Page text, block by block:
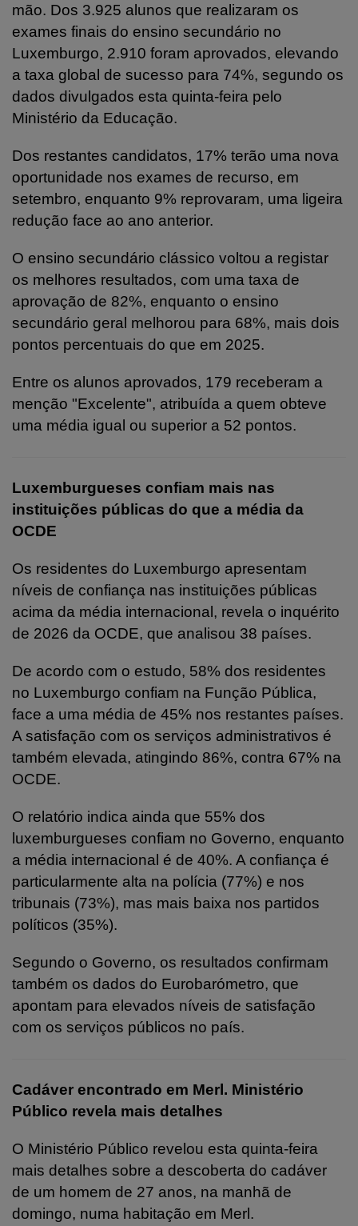
mão. Dos 3.925 alunos que realizaram os
exames finais do ensino secundário no
Luxemburgo, 2.910 foram aprovados, elevando
a taxa global de sucesso para 74%, segundo os
dados divulgados esta quinta-feira pelo
Ministério da Educação.
Dos restantes candidatos, 17% terão uma nova
oportunidade nos exames de recurso, em
setembro, enquanto 9% reprovaram, uma ligeira
redução face ao ano anterior.
O ensino secundário clássico voltou a registar
os melhores resultados, com uma taxa de
aprovação de 82%, enquanto o ensino
secundário geral melhorou para 68%, mais dois
pontos percentuais do que em 2025.
Entre os alunos aprovados, 179 receberam a
menção "Excelente", atribuída a quem obteve
uma média igual ou superior a 52 pontos.
Luxemburgueses confiam mais nas
instituições públicas do que a média da
OCDE
Os residentes do Luxemburgo apresentam
níveis de confiança nas instituições públicas
acima da média internacional, revela o inquérito
de 2026 da OCDE, que analisou 38 países.
De acordo com o estudo, 58% dos residentes
no Luxemburgo confiam na Função Pública,
face a uma média de 45% nos restantes países.
A satisfação com os serviços administrativos é
também elevada, atingindo 86%, contra 67% na
OCDE.
O relatório indica ainda que 55% dos
luxemburgueses confiam no Governo, enquanto
a média internacional é de 40%. A confiança é
particularmente alta na polícia (77%) e nos
tribunais (73%), mas mais baixa nos partidos
políticos (35%).
Segundo o Governo, os resultados confirmam
também os dados do Eurobarómetro, que
apontam para elevados níveis de satisfação
com os serviços públicos no país.
Cadáver encontrado em Merl. Ministério
Público revela mais detalhes
O Ministério Público revelou esta quinta-feira
mais detalhes sobre a descoberta do cadáver
de um homem de 27 anos, na manhã de
domingo, numa habitação em Merl.